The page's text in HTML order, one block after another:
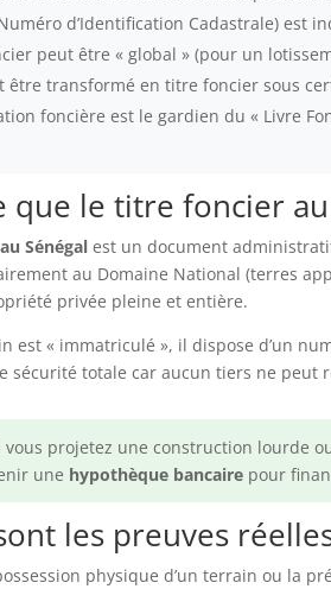
d’Identification Cadastrale) est
peut être « global » (pour un
être transformé en titre foncier sous
foncière est le gardien du « Livre
que le titre foncier
Sénégal est un document
au Domaine National (terres
privée pleine et entière.
est « immatriculé », il dispose d’un
sécurité totale car aucun tiers ne
vous projetez une construction lourde
une hypothèque bancaire pour
les preuves
physique d’un terrain ou la